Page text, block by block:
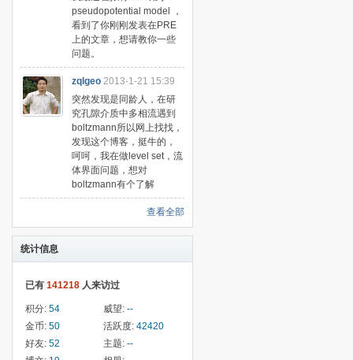
pseudopotential model ，
看到了你刚刚发表在PRE
上的文章，想请教你一些
问题。
zqlgeo 2013-1-21 15:39
突然发现是同龄人，在研
究孔隙介质中多相流遇到
boltzmann所以网上找找，
发现这个博客，挺牛的，
呵呵，我在做level set，流
体界面问题，想对
boltzmann有个了解
查看全部
统计信息
已有 141218 人来访过
积分: 54 威望: --
金币: 50 活跃度: 42420
好友: 52 主题: --